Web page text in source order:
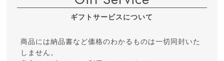
ギフトサービスについて
商品には納品書など価格のわかるものは一切同封いた
しません。